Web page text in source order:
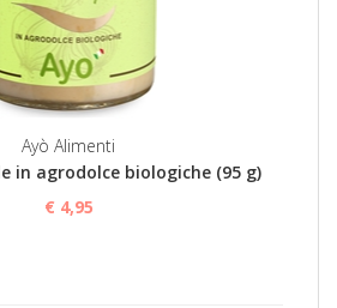
Ayò Alimenti
in agrodolce biologiche (95 g)
€ 4,95